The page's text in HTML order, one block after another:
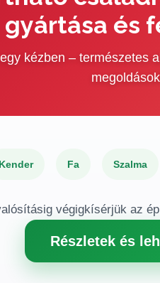
gyártása és
kézben – természetes
Kender Fa Szalma
végigkísérjük az
Részletek és